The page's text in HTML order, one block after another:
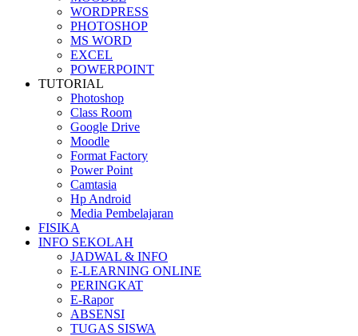
WORDPRESS
PHOTOSHOP
MS WORD
EXCEL
POWERPOINT
TUTORIAL
Photoshop
Class Room
Google Drive
Moodle
Format Factory
Power Point
Camtasia
Hp Android
Media Pembelajaran
FISIKA
INFO SEKOLAH
JADWAL & INFO
E-LEARNING ONLINE
PERINGKAT
E-Rapor
ABSENSI
TUGAS SISWA